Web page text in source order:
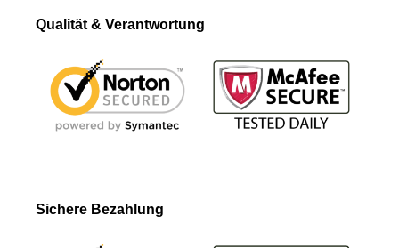
Qualität & Verantwortung
Sichere Bezahlung